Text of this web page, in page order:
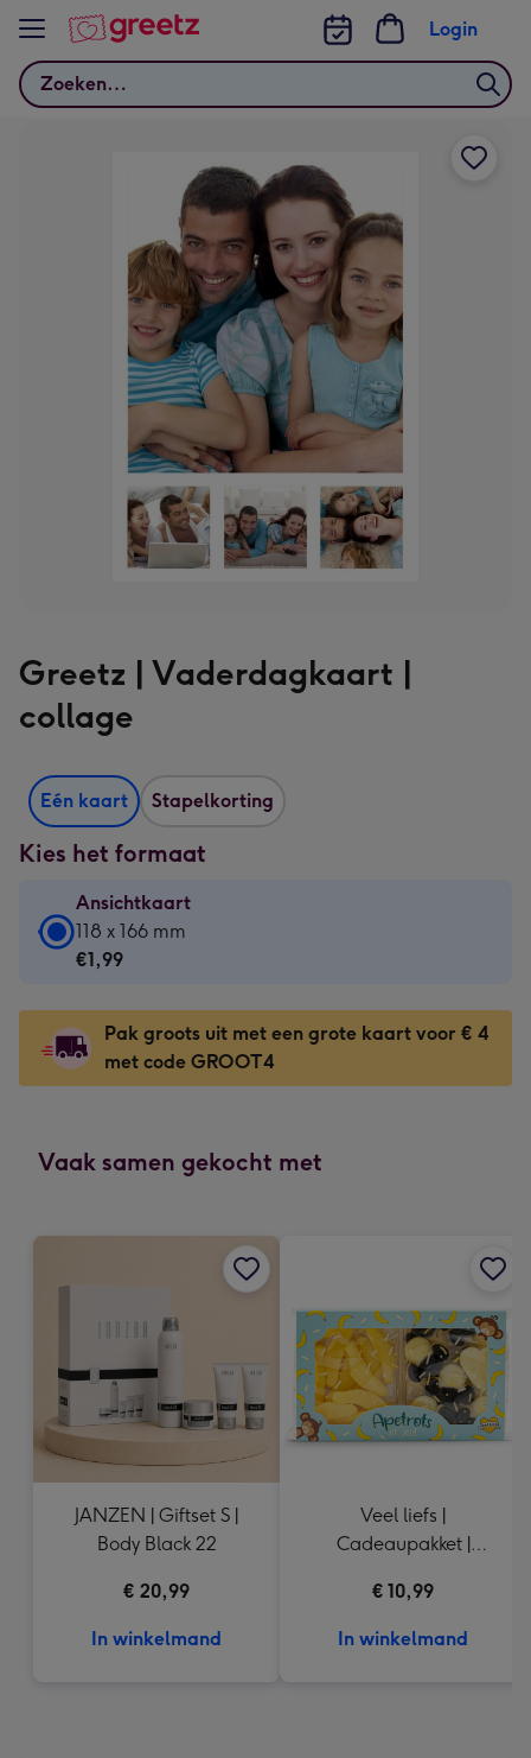
Bekijk meer
Zoeken
Login
Greetz | Vaderdagkaart |
collage
Eén kaart Stapelkorting
Kies het formaat
Ansichtkaart
Ansichtkaart
-
-
118
x
-
x
118 x 166 mm
€1,99
Pak groots uit met een grote kaart voor € 4
met code GROOT4
Vaak samen gekocht met
JANZEN | Giftset S |
Body Black 22
€ 20,99
In winkelmand
Veel liefs |
Cadeaupakket |
€ 10,99
In winkelmand